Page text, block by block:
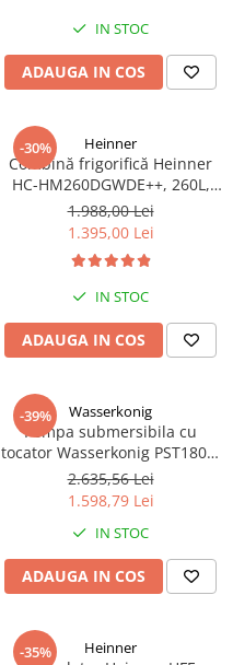
IN STOC
ADAUGA IN COS
-30% Heinner
Combină frigorifică Heinner
HC-HM260DGWDE++, 260L,
Clasa E, Dozator Apă, Control
Electronic, LED, 180 cm, Gri
Antracit Texturat
1.988,00 Lei
1.395,00 Lei
IN STOC
ADAUGA IN COS
-39% Wasserkonig
Pompa submersibila cu
tocator Wasserkonig PST1800,
particule max. 10 mm, putere
1800 W, debit 17500 l/h,
inaltime refulare 11.5 m
2.635,56 Lei
1.598,79 Lei
IN STOC
ADAUGA IN COS
-35% Heinner